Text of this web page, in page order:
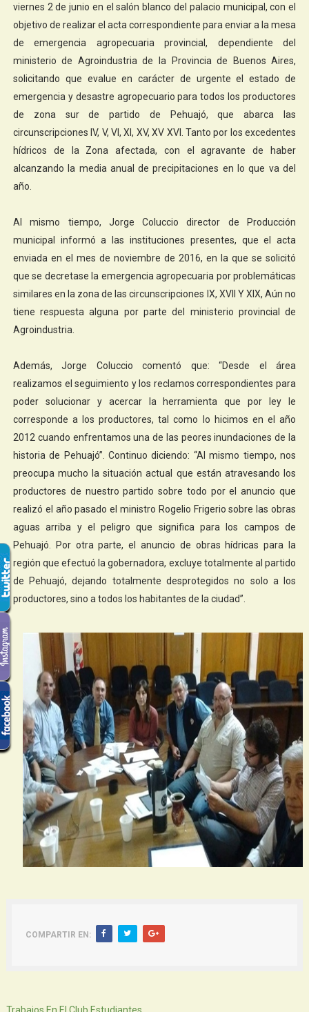
viernes 2 de junio en el salón blanco del palacio municipal, con el
objetivo de realizar el acta correspondiente para enviar a la mesa
de emergencia agropecuaria provincial, dependiente del
ministerio de Agroindustria de la Provincia de Buenos Aires,
solicitando que evalue en carácter de urgente el estado de
emergencia y desastre agropecuario para todos los productores
de zona sur de partido de Pehuajó, que abarca las
circunscripciones IV, V, VI, XI, XV, XV XVI. Tanto por los excedentes
hídricos de la Zona afectada, con el agravante de haber
alcanzando la media anual de precipitaciones en lo que va del
año.
Al mismo tiempo, Jorge Coluccio director de Producción
municipal informó a las instituciones presentes, que el acta
enviada en el mes de noviembre de 2016, en la que se solicitó
que se decretase la emergencia agropecuaria por problemáticas
similares en la zona de las circunscripciones IX, XVII Y XIX, Aún no
tiene respuesta alguna por parte del ministerio provincial de
Agroindustria.
Además, Jorge Coluccio comentó que: “Desde el área
realizamos el seguimiento y los reclamos correspondientes para
poder solucionar y acercar la herramienta que por ley le
corresponde a los productores, tal como lo hicimos en el año
2012 cuando enfrentamos una de las peores inundaciones de la
historia de Pehuajó”. Continuo diciendo: “Al mismo tiempo, nos
preocupa mucho la situación actual que están atravesando los
productores de nuestro partido sobre todo por el anuncio que
realizó el año pasado el ministro Rogelio Frigerio sobre las obras
aguas arriba y el peligro que significa para los campos de
Pehuajó. Por otra parte, el anuncio de obras hídricas para la
región que efectuó la gobernadora, excluye totalmente al partido
de Pehuajó, dejando totalmente desprotegidos no solo a los
productores, sino a todos los habitantes de la ciudad”.
COMPARTIR EN: